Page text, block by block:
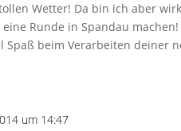
Wetter! Da bin ich aber
Runde in Spandau
beim Verarbeiten deiner
um 14:47